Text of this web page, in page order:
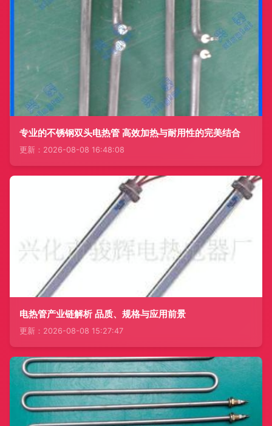
专业的不锈钢双头电热管 高效加热与耐用性的完美结合
更新：2026-08-08 16:48:08
电热管产业链解析 品质、规格与应用前景
更新：2026-08-08 15:27:47